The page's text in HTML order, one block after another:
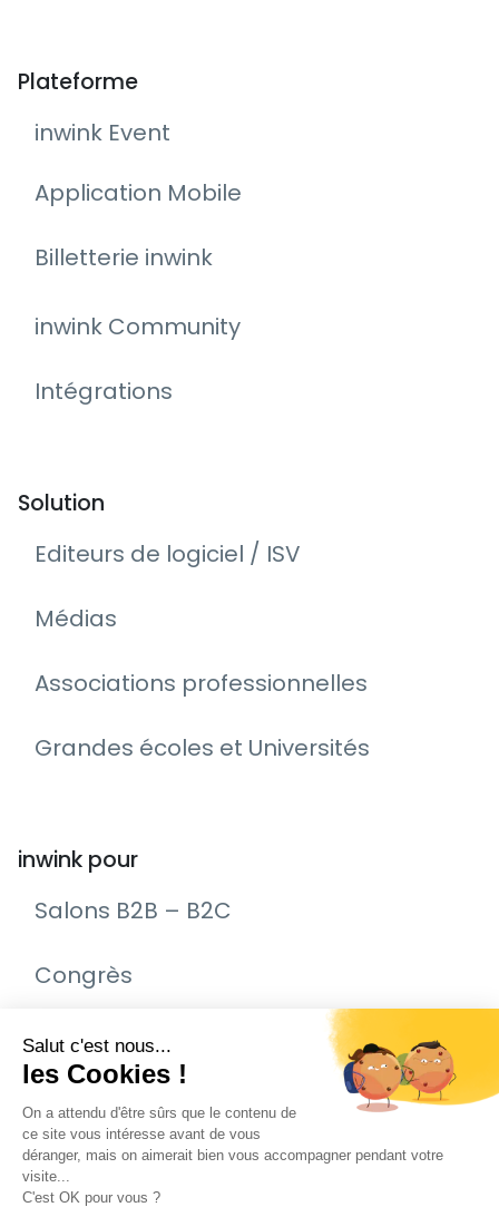
Plateforme
inwink Event
Application Mobile
Billetterie inwink
inwink Community
Intégrations
Solution
Editeurs de logiciel / ISV
Médias
Associations professionnelles
Grandes écoles et Universités
inwink pour
Salons B2B – B2C
Congrès
Remise de prix – Awards
Journée Portes Ouvertes (JPO)